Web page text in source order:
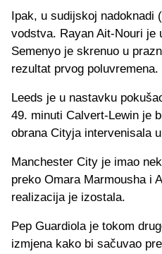
Ipak, u sudijskoj nadoknadi
vodstva. Rayan Ait-Nouri je
Semenyo je skrenuo u
rezultat prvog poluvremena.
Leeds je u nastavku
49. minuti Calvert-Lewin je
obrana Cityja intervenisala
Manchester City je imao
preko Omara Marmousha i
realizacija je izostala.
Pep Guardiola je tokom
izmjena kako bi sačuvao